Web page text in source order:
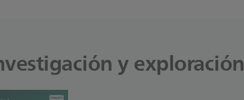
y exploración